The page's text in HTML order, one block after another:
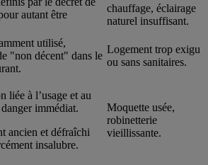
autant être
chauffage, éclairage
naturel insuffisant.
utilisé,
"non décent" dans le
Logement trop exigu
ou sans sanitaires.
liée à l’usage et au
immédiat.
ancien et défraîchi
insalubre.
Moquette usée,
robinetterie
vieillissante.